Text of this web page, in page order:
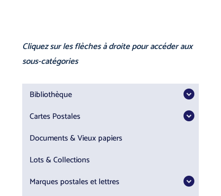
Cliquez sur les flèches à droite pour accéder aux
sous-catégories
Bibliothèque
Cartes Postales
Documents & Vieux papiers
Lots & Collections
Marques postales et lettres